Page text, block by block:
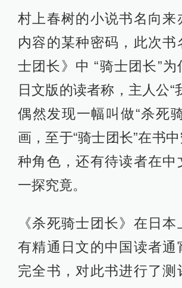
村上春树的小说书名向来
内容的某种密码，此次书
士团长》中 “骑士团长”
日文版的读者称，主人公“
偶然发现一幅叫做“杀死
画，至于“骑士团长”在书
种角色，还有待读者在中
一探究竟。
《杀死骑士团长》在日
有精通日文的中国读者通
完全书，对此书进行了测